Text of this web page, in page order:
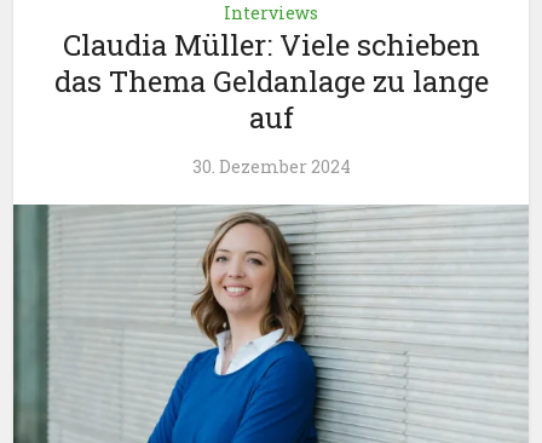
Interviews
Claudia Müller: Viele schieben
das Thema Geldanlage zu lange
auf
30. Dezember 2024